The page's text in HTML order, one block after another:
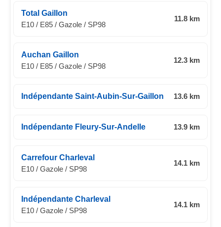
Total Gaillon
E10 / E85 / Gazole / SP98
11.8 km
Auchan Gaillon
E10 / E85 / Gazole / SP98
12.3 km
Indépendante Saint-Aubin-Sur-Gaillon 13.6 km
Indépendante Fleury-Sur-Andelle 13.9 km
Carrefour Charleval
E10 / Gazole / SP98
14.1 km
Indépendante Charleval
E10 / Gazole / SP98
14.1 km